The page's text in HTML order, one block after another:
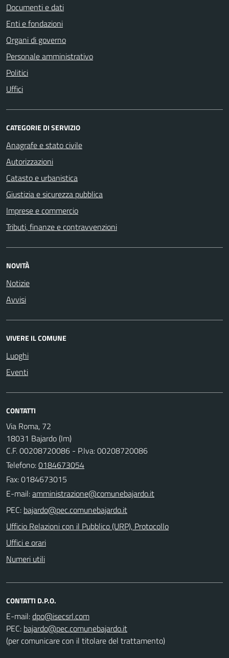
Documenti e dati
Enti e fondazioni
Organi di governo
Personale amministrativo
Politici
Uffici
CATEGORIE DI SERVIZIO
Anagrafe e stato civile
Autorizzazioni
Catasto e urbanistica
Giustizia e sicurezza pubblica
Imprese e commercio
Tributi, finanze e contravvenzioni
NOVITÀ
Notizie
Avvisi
VIVERE IL COMUNE
Luoghi
Eventi
CONTATTI
Via Roma, 72
18031 Bajardo (Im)
C.F. 00208720086 - P.Iva: 00208720086
Telefono:0184673054
Fax: 0184673015
E-mail:
PEC:
Ufficio Relazioni con il Pubblico (URP), Protocollo
Uffici e orari
Numeri utili
CONTATTI D.P.O.
E-mail:
PEC:
(per comunicare con il titolare del trattamento)